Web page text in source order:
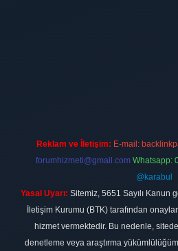
Reklam ve İletişim: E-mail:
forumhizmeti@gmail.com Whatsapp:
@karabul
Yasal Uyarı: Sitemiz, 5651 Sayılı Kanun
İletişim Kurumu (BTK) tarafından
hizmet vermektedir. Bu nedenle,
denetleme veya araştırma